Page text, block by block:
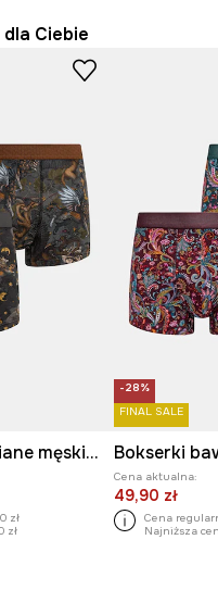
Ciebie
Bokserki bawełniane męskie z elastanem wzorzyste (2-pack)
zł
zł
-28%
FINAL SALE
Cena aktualna:
49,90 zł
Cena
Najniższa